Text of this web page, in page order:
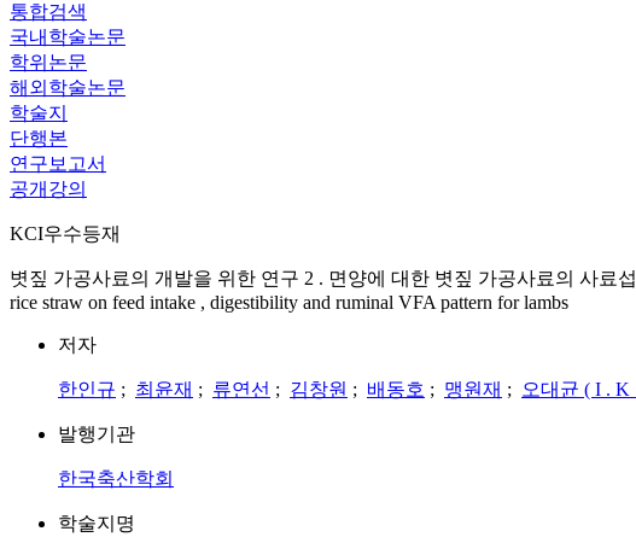
통합검색
국내학술논문
학위논문
해외학술논문
학술지
단행본
연구보고서
공개강의
KCI우수등재
볏짚 가공사료의 개발을 위한 연구 2 . 면양에 대한 볏짚 가공사료의 사료섭
rice straw on feed intake , digestibility and ruminal VFA pattern for lambs
저자
한인규 ; 최윤재 ; 류연선 ; 김창원 ; 배동호 ; 맹원재 ; 오대균 ( I . K
발행기관
한국축산학회
학술지명